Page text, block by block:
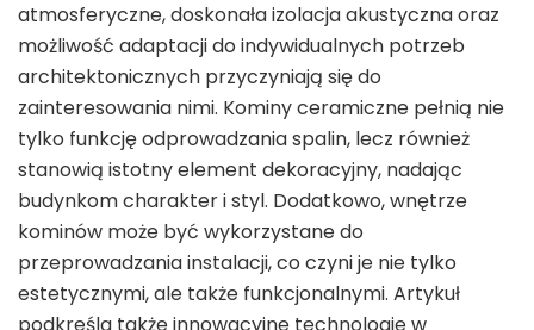
atmosferyczne, doskonała izolacja akustyczna oraz
możliwość adaptacji do indywidualnych potrzeb
architektonicznych przyczyniają się do
zainteresowania nimi. Kominy ceramiczne pełnią nie
tylko funkcję odprowadzania spalin, lecz również
stanowią istotny element dekoracyjny, nadając
budynkom charakter i styl. Dodatkowo, wnętrze
kominów może być wykorzystane do
przeprowadzania instalacji, co czyni je nie tylko
estetycznymi, ale także funkcjonalnymi. Artykuł